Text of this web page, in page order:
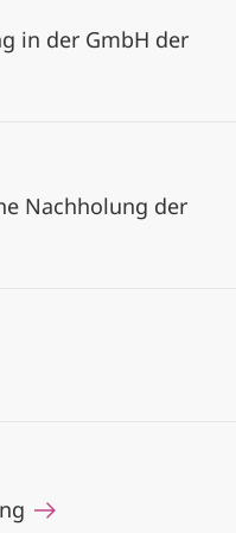
in der GmbH der
Nachholung der